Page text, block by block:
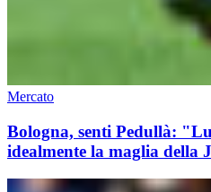
Mercato
Bologna, senti Pedullà:
idealmente la maglia della